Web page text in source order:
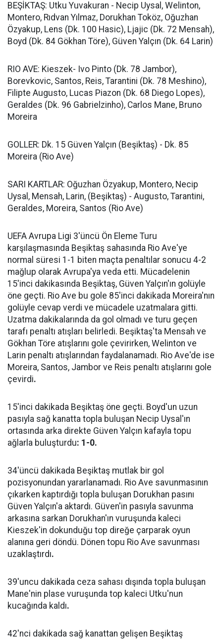
BEŞİKTAŞ: Utku Yuvakuran - Necip Uysal, Welinton,
Montero, Rıdvan Yılmaz, Dorukhan Toköz, Oğuzhan
Özyakup, Lens (Dk. 100 Hasic), Ljajic (Dk. 72 Mensah),
Boyd (Dk. 84 Gökhan Töre), Güven Yalçın (Dk. 64 Larin)
RIO AVE: Kieszek- Ivo Pinto (Dk. 78 Jambor),
Borevkovic, Santos, Reis, Tarantini (Dk. 78 Meshino),
Filipte Augusto, Lucas Piazon (Dk. 68 Diego Lopes),
Geraldes (Dk. 96 Gabrielzinho), Carlos Mane, Bruno
Moreira
GOLLER: Dk. 15 Güven Yalçın (Beşiktaş) - Dk. 85
Moreira (Rio Ave)
SARI KARTLAR: Oğuzhan Özyakup, Montero, Necip
Uysal, Mensah, Larin, (Beşiktaş) - Augusto, Tarantini,
Geraldes, Moreira, Santos (Rio Ave)
UEFA Avrupa Ligi 3'üncü Ön Eleme Turu
karşılaşmasında Beşiktaş sahasında Rio Ave'ye
normal süresi 1-1 biten maçta penaltılar sonucu 4-2
mağlup olarak Avrupa'ya veda etti. Mücadelenin
15'inci dakikasında Beşiktaş, Güven Yalçın'ın golüyle
öne geçti. Rio Ave bu gole 85'inci dakikada Moreira'nın
golüyle cevap verdi ve mücadele uzatmalara gitti.
Uzatma dakikalarında da gol olmadı ve turu geçen
tarafı penaltı atışları belirledi. Beşiktaş'ta Mensah ve
Gökhan Töre atışlarını gole çevirirken, Welinton ve
Larin penaltı atışlarından faydalanamadı. Rio Ave'de ise
Moreira, Santos, Jambor ve Reis penaltı atışlarını gole
çevirdi.
15'inci dakikada Beşiktaş öne geçti. Boyd'un uzun
pasıyla sağ kanatta topla buluşan Necip Uysal'ın
ortasında arka direkte Güven Yalçın kafayla topu
ağlarla buluşturdu: 1-0.
34'üncü dakikada Beşiktaş mutlak bir gol
pozisyonundan yararlanamadı. Rio Ave savunmasının
çıkarken kaptırdığı topla buluşan Dorukhan pasını
Güven Yalçın'a aktardı. Güven'in pasıyla savunma
arkasına sarkan Dorukhan'ın vuruşunda kaleci
Kieszek'in dokunduğu top direğe çarparak oyun
alanına geri döndü. Dönen topu Rio Ave savunması
uzaklaştırdı.
39'uncu dakikada ceza sahası dışında topla buluşan
Mane'nin plase vuruşunda top kaleci Utku'nun
kucağında kaldı.
42'nci dakikada sağ kanattan gelişen Beşiktaş